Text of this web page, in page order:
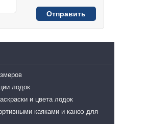
лодок
и цвета лодок
каяками и каноэ для